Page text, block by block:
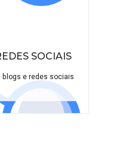
SOCIAIS
e redes sociais